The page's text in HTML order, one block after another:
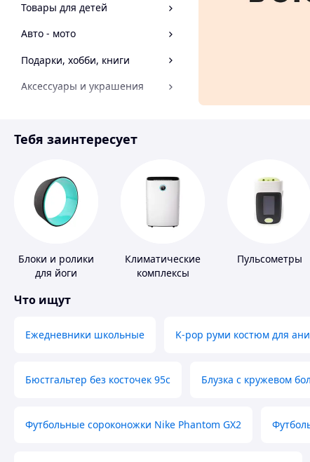
Товары для детей
Авто - мото
Подарки, хобби, книги
Аксессуары и украшения
Спорт и отдых
Тебя заинтересует
Блоки и ролики
для йоги
Климатические
комплексы
Пульсометры
Что ищут
Ежедневники школьные K-pop руми костюм для
Бюстгальтер без косточек 95с Блузка с кружевом
Футбольные сороконожки Nike Phantom GX2